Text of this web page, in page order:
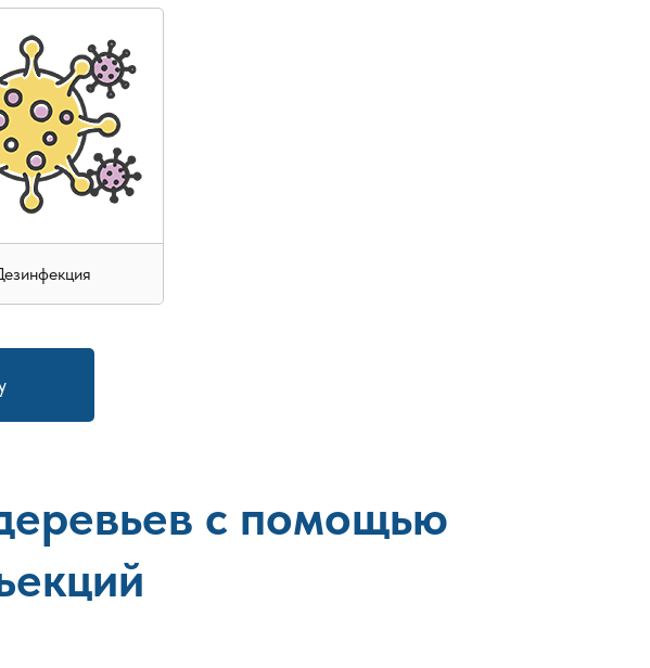
с помощью